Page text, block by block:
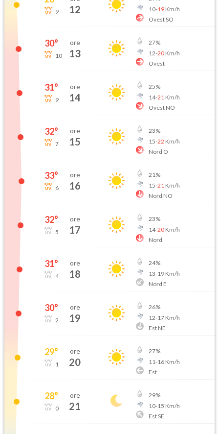
9 12
10-19Km/h
Ovest SO
30°
10
ore
13
27%
12-20Km/h
Ovest
31°
9
ore
14
25%
14-21 Km/h
Ovest NO
32°
7
ore
15
23%
15-22 Km/h
Nord O
33°
6
ore
16
21%
15-21 Km/h
Nord NO
32°
5
ore
17
23%
14-20Km/h
Nord
31°
4
ore
18
24%
13-19Km/h
Nord E
30°
2
ore
19
26%
12-17Km/h
Est NE
29°
1
ore
20
27%
11-16Km/h
Est
28°
0
ore
21
29%
10-15 Km/h
Est SE